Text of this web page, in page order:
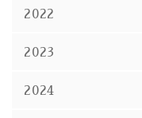
2022
2023
2024